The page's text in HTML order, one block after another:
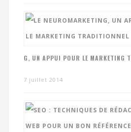
G, UN APPUI POUR LE MARKETING
7 juillet 2014